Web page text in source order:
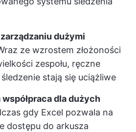
dużymi
ze wzrostem złożoności
zespołu, ręczne
stają się uciążliwe
dla dużych
gdy Excel pozwala na
dostępu do arkusza